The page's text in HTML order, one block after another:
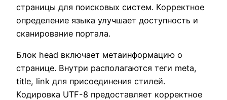
страницы для поисковых систем. Корректное
определение языка улучшает доступность и
сканирование портала.
Блок head включает метаинформацию о
странице. Внутри располагаются теги meta,
title, link для присоединения стилей.
Кодировка UTF-8 предоставляет корректное